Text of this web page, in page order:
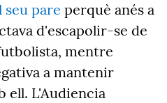
pare perquè anés a
d'escapolir-se de
mentre
a mantenir
ell. L'Audiencia